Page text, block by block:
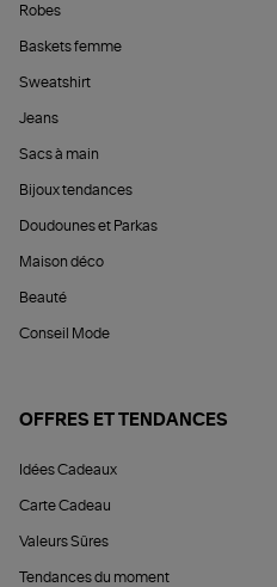
Robes
Baskets femme
Sweatshirt
Jeans
Sacs à main
Bijoux tendances
Doudounes et Parkas
Maison déco
Beauté
Conseil Mode
OFFRES ET TENDANCES
Idées Cadeaux
Carte Cadeau
Valeurs Sûres
Tendances du moment